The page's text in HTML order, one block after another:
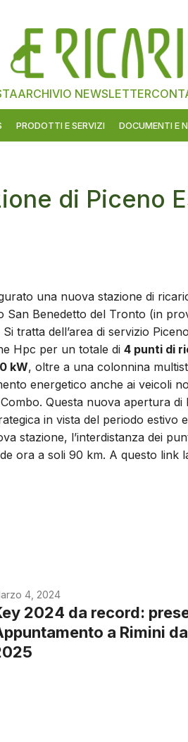
ARCHIVIO NEWSLETTER
PRODOTTI E SERVIZI DOCUMENTI E
di Piceno
una nuova stazione di
San Benedetto del Tronto (in
tratta dell’area di servizio
Hpc per un totale di 4 punti di
kW, oltre a una colonnina
energetico anche ai veicoli
Questa nuova apertura di
in vista del periodo estivo
stazione, l’interdistanza dei
ora a soli 90 km. A questo link
4, 2024
2024 da record:
a Rimini